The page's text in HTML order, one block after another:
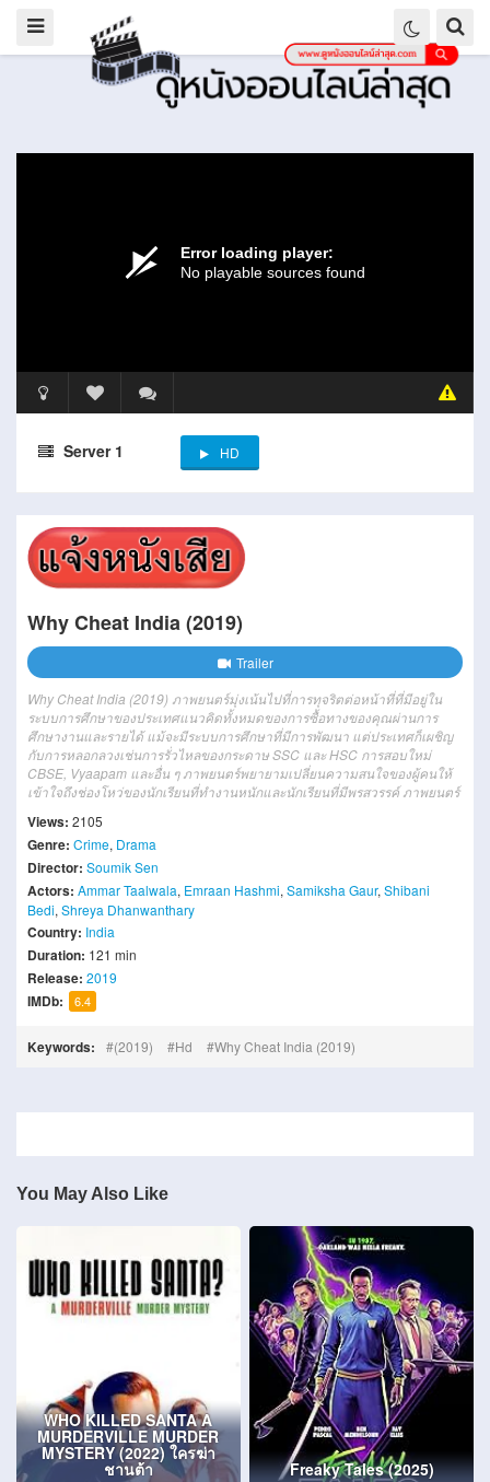
Server 1 HD
Why Cheat India (2019)
Trailer
Why Cheat India (2019) ภาพยนตร์มุ่งเน้นไปที่การทุจริตต่อหน้าที่ที่มีอยู่ใน
ระบบการศึกษาของประเทศแนวคิดทั้งหมดของการซื้อทางของคุณผ่านการ
ศึกษางานและรายได้ แม้จะมีระบบการศึกษาที่มีการพัฒนา แต่ประเทศก็เผชิญ
กับการหลอกลวงเช่นการรั่วไหลของกระดาษ SSC และ HSC การสอบใหม่
CBSE, Vyaapam และอื่น ๆ ภาพยนตร์พยายามเปลี่ยนความสนใจของผู้คนให้
เข้าใจถึงช่องโหว่ของนักเรียนที่ทำงานหนักและนักเรียนที่มีพรสวรรค์ ภาพยนตร์
Views: 2105
Genre: Crime, Drama
Director: Soumik Sen
Actors: Ammar Taalwala, Emraan Hashmi, Samiksha Gaur, Shibani
Bedi, Shreya Dhanwanthary
Country: India
Duration: 121 min
Release: 2019
IMDb: 6.4
Keywords: (2019) Hd Why Cheat India (2019)
You May Also Like
WHO KILLED SANTA A
MURDERVILLE MURDER
MYSTERY (2022) ใครฆ่า
ชานต้า Freaky Tales (2025)